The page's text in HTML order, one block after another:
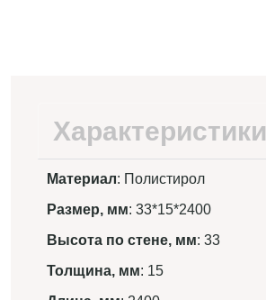
Характеристики
Материал: Полистирол
Размер, мм: 33*15*2400
Высота по стене, мм: 33
Толщина, мм: 15